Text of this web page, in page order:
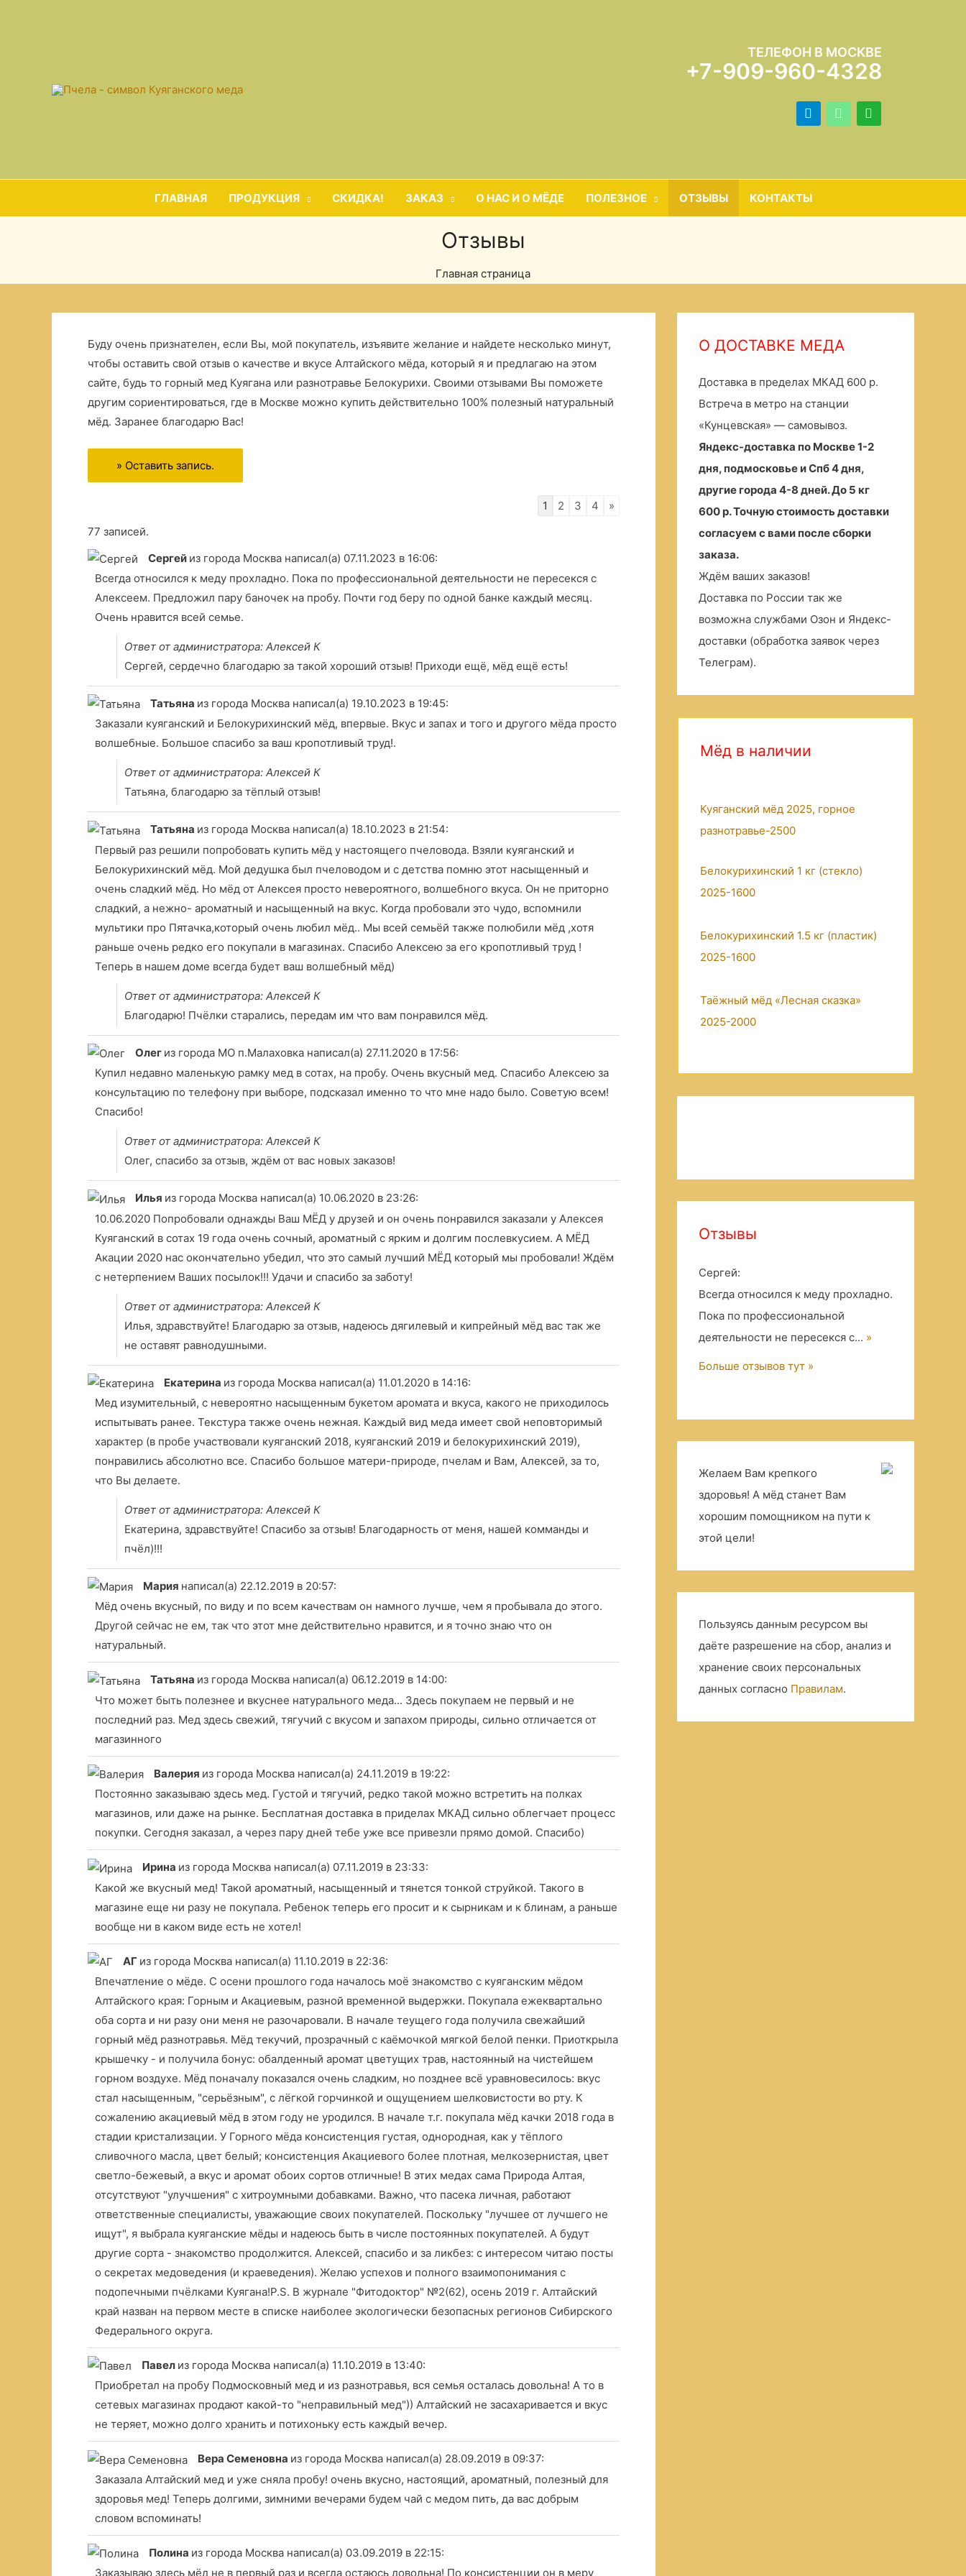
ТЕЛЕФОН В МОСКВЕ
+7-909-960-4328
telegram
mail whatsapp
ГЛАВНАЯ ПРОДУКЦИЯ СКИДКА! ЗАКАЗ О НАС И О МЁДЕ ПОЛЕЗНОЕ ОТЗЫВЫ КОНТАКТЫ
Отзывы
Главная страница
Буду очень признателен, если Вы, мой покупатель, изъявите желание и найдете несколько минут,
чтобы оставить свой отзыв о качестве и вкусе Алтайского мёда, который я и предлагаю на этом
сайте, будь то горный мед Куягана или разнотравье Белокурихи. Своими отзывами Вы поможете
другим сориентироваться, где в Москве можно купить действительно 100% полезный натуральный
мёд. Заранее благодарю Вас!
Навигация
книги
1 2 3 4
»
77 записей.
Сергей из города Москва написал(а) 07.11.2023 в 16:06:
Всегда относился к меду прохладно. Пока по профессиональной деятельности не пересекся с
Алексеем. Предложил пару баночек на пробу. Почти год беру по одной банке каждый месяц.
Очень нравится всей семье.
Ответ от администратора: Алексей К
Сергей, сердечно благодарю за такой хороший отзыв! Приходи ещё, мёд ещё есть!
Татьяна из города Москва написал(а) 19.10.2023 в 19:45:
Заказали куяганский и Белокурихинский мёд, впервые. Вкус и запах и того и другого мёда просто
волшебные. Большое спасибо за ваш кропотливый труд!.
Ответ от администратора: Алексей К
Татьяна, благодарю за тёплый отзыв!
Татьяна из города Москва написал(а) 18.10.2023 в 21:54:
Первый раз решили попробовать купить мёд у настоящего пчеловода. Взяли куяганский и
Белокурихинский мёд. Мой дедушка был пчеловодом и с детства помню этот насыщенный и
очень сладкий мёд. Но мёд от Алексея просто невероятного, волшебного вкуса. Он не приторно
сладкий, а нежно- ароматный и насыщенный на вкус. Когда пробовали это чудо, вспомнили
мультики про Пятачка,который очень любил мёд.. Мы всей семьёй также полюбили мёд ,хотя
раньше очень редко его покупали в магазинах. Спасибо Алексею за его кропотливый труд !
Теперь в нашем доме всегда будет ваш волшебный мёд)
Ответ от администратора: Алексей К
Благодарю! Пчёлки старались, передам им что вам понравился мёд.
Олег из города МО п.Малаховка написал(а) 27.11.2020 в 17:56:
Купил недавно маленькую рамку мед в сотах, на пробу. Очень вкусный мед. Спасибо Алексею за
консультацию по телефону при выборе, подсказал именно то что мне надо было. Советую всем!
Спасибо!
Ответ от администратора: Алексей К
Олег, спасибо за отзыв, ждём от вас новых заказов!
Илья из города Москва написал(а) 10.06.2020 в 23:26:
10.06.2020 Попробовали однажды Ваш МЁД у друзей и он очень понравился заказали у Алексея
Куяганский в сотах 19 года очень сочный, ароматный с ярким и долгим послевкусием. А МЁД
Акации 2020 нас окончательно убедил, что это самый лучший МЁД который мы пробовали! Ждём
с нетерпением Ваших посылок!!! Удачи и спасибо за заботу!
Ответ от администратора: Алексей К
Илья, здравствуйте! Благодарю за отзыв, надеюсь дягилевый и кипрейный мёд вас так же
не оставят равнодушными.
Екатерина из города Москва написал(а) 11.01.2020 в 14:16:
Мед изумительный, с невероятно насыщенным букетом аромата и вкуса, какого не приходилось
испытывать ранее. Текстура также очень нежная. Каждый вид меда имеет свой неповторимый
характер (в пробе участвовали куяганский 2018, куяганский 2019 и белокурихинский 2019),
понравились абсолютно все. Спасибо большое матери-природе, пчелам и Вам, Алексей, за то,
что Вы делаете.
Ответ от администратора: Алексей К
Екатерина, здравствуйте! Спасибо за отзыв! Благодарность от меня, нашей комманды и
пчёл)!!!
Мария написал(а) 22.12.2019 в 20:57:
Мёд очень вкусный, по виду и по всем качествам он намного лучше, чем я пробывала до этого.
Другой сейчас не ем, так что этот мне действительно нравится, и я точно знаю что он
натуральный.
Татьяна из города Москва написал(а) 06.12.2019 в 14:00:
Что может быть полезнее и вкуснее натурального меда... Здесь покупаем не первый и не
последний раз. Мед здесь свежий, тягучий с вкусом и запахом природы, сильно отличается от
магазинного
Валерия из города Москва написал(а) 24.11.2019 в 19:22:
Постоянно заказываю здесь мед. Густой и тягучий, редко такой можно встретить на полках
магазинов, или даже на рынке. Бесплатная доставка в приделах МКАД сильно облегчает процесс
покупки. Сегодня заказал, а через пару дней тебе уже все привезли прямо домой. Спасибо)
Ирина из города Москва написал(а) 07.11.2019 в 23:33:
Какой же вкусный мед! Такой ароматный, насыщенный и тянется тонкой струйкой. Такого в
магазине еще ни разу не покупала. Ребенок теперь его просит и к сырникам и к блинам, а раньше
вообще ни в каком виде есть не хотел!
АГ из города Москва написал(а) 11.10.2019 в 22:36:
Впечатление о мёде. С осени прошлого года началось моё знакомство с куяганским мёдом
Алтайского края: Горным и Акациевым, разной временной выдержки. Покупала ежеквартально
оба сорта и ни разу они меня не разочаровали. В начале теущего года получила свежайший
горный мёд разнотравья. Мёд текучий, прозрачный с каёмочкой мягкой белой пенки. Приоткрыла
крышечку - и получила бонус: обалденный аромат цветущих трав, настоянный на чистейшем
горном воздухе. Мёд поначалу показался очень сладким, но позднее всё уравновесилось: вкус
стал насыщенным, "серьёзным", с лёгкой горчинкой и ощущением шелковистости во рту. К
сожалению акациевый мёд в этом году не уродился. В начале т.г. покупала мёд качки 2018 года в
стадии кристализации. У Горного мёда консистенция густая, однородная, как у тёплого
сливочного масла, цвет белый; консистенция Акациевого более плотная, мелкозернистая, цвет
светло-бежевый, а вкус и аромат обоих сортов отличные! В этих медах сама Природа Алтая,
отсутствуют "улучшения" с хитроумными добавками. Важно, что пасека личная, работают
ответственные специалисты, уважающие своих покупателей. Поскольку "лучшее от лучшего не
ищут", я выбрала куяганские мёды и надеюсь быть в числе постоянных покупателей. А будут
другие сорта - знакомство продолжится. Алексей, спасибо и за ликбез: с интересом читаю посты
о секретах медоведения (и краеведения). Желаю успехов и полного взаимопонимания с
подопечными пчёлками Куягана!P.S. В журнале "Фитодоктор" №2(62), осень 2019 г. Алтайский
край назван на первом месте в списке наиболее экологически безопасных регионов Сибирского
Федерального округа.
Павел из города Москва написал(а) 11.10.2019 в 13:40:
Приобретал на пробу Подмосковный мед и из разнотравья, вся семья осталась довольна! А то в
сетевых магазинах продают какой-то "неправильный мед")) Алтайский не засахаривается и вкус
не теряет, можно долго хранить и потихоньку есть каждый вечер.
Вера Семеновна из города Москва написал(а) 28.09.2019 в 09:37:
Заказала Алтайский мед и уже сняла пробу! очень вкусно, настоящий, ароматный, полезный для
здоровья мед! Теперь долгими, зимними вечерами будем чай с медом пить, да вас добрым
словом вспоминать!
Полина из города Москва написал(а) 03.09.2019 в 22:15:
Заказываю здесь мёд не в первый раз и всегда остаюсь довольна! По консистенции он в меру
О ДОСТАВКЕ МЕДА
Доставка в пределах МКАД 600 р.
Встреча в метро на станции
«Кунцевская» — самовывоз.
Яндекс-доставка по Москве 1-2
дня, подмосковье и Спб 4 дня,
другие города 4-8 дней. До 5 кг
600 р. Точную стоимость доставки
согласуем с вами после сборки
заказа.
Ждём ваших заказов!
Доставка по России так же
возможна службами Озон и Яндекс-
доставки (обработка заявок через
Телеграм).
Мёд в наличии
Куяганский мёд 2025, горное
разнотравье-2500
Белокурихинский 1 кг (стекло)
2025-1600
Белокурихинский 1.5 кг (пластик)
2025-1600
Таёжный мёд «Лесная сказка»
2025-2000
Отзывы
Сергей:
Всегда относился к меду прохладно.
Пока по профессиональной
деятельности не пересекся с... »
Больше отзывов тут »
Желаем Вам крепкого
здоровья! А мёд станет Вам
хорошим помощником на пути к
этой цели!
Пользуясь данным ресурсом вы
даёте разрешение на сбор, анализ и
хранение своих персональных
данных согласно Правилам.